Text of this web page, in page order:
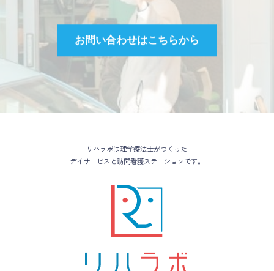
お問い合わせはこちらから
リハラボは理学療法士がつくった
デイサービスと訪問看護ステーションです。